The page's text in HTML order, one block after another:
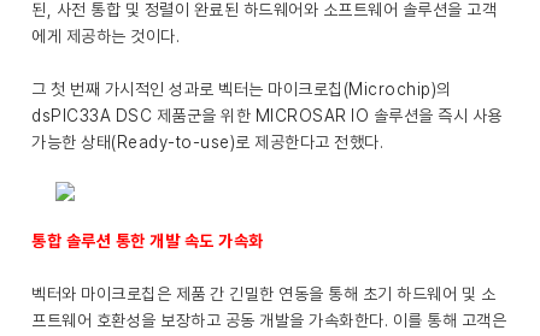
된, 사전 통합 및 정렬이 완료된 하드웨어와 소프트웨어 솔루션을 고객
에게 제공하는 것이다.
그 첫 번째 가시적인 성과로 벡터는 마이크로칩(Microchip)의
dsPIC33A DSC 제품군을 위한 MICROSAR IO 솔루션을 즉시 사용
가능한 상태(Ready-to-use)로 제공한다고 전했다.
통합 솔루션 통한 개발 속도 가속화
벡터와 마이크로칩은 제품 간 긴밀한 연동을 통해 초기 하드웨어 및 소
프트웨어 호환성을 보장하고 공동 개발을 가속화한다. 이를 통해 고객은